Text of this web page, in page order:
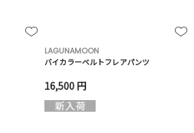
LAGUNAMOON
バイカラーベルトフレアパンツ
16,500 円